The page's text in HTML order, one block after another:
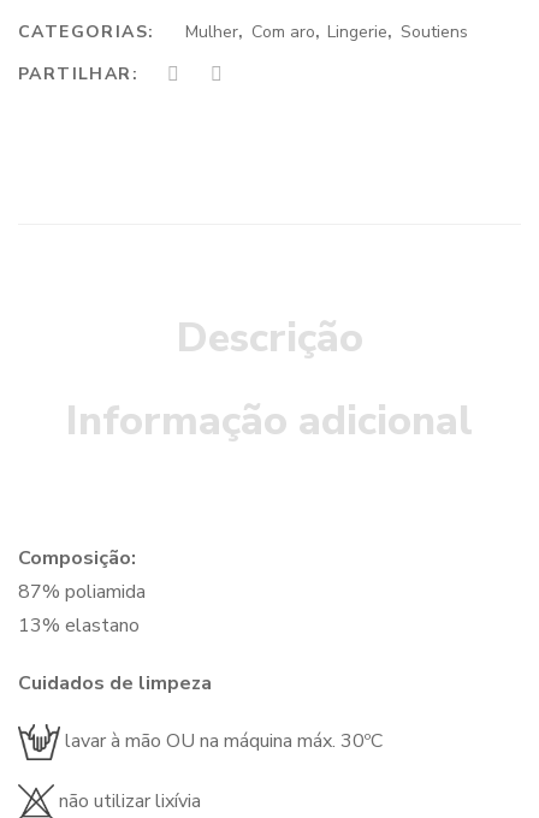
CATEGORIAS: Mulher, Com aro,Lingerie,Soutiens
PARTILHAR:
Descrição
Informação adicional
Composição:
87% poliamida
13% elastano
Cuidados de limpeza
lavar à mão OU na máquina máx. 30ºC
não utilizar lixívia